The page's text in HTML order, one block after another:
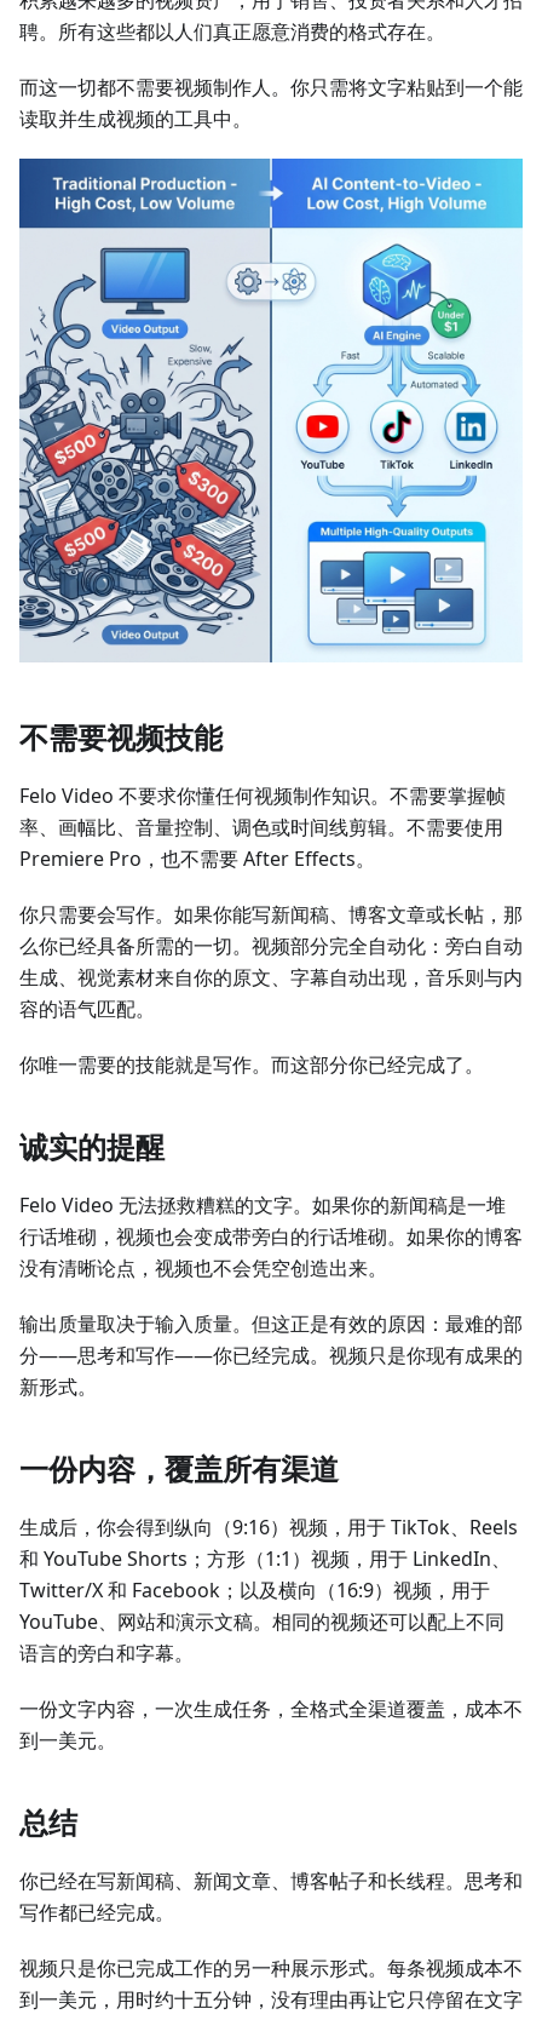
聘。所有这些都以人们真正愿意消费的格式存在。
而这一切都不需要视频制作人。你只需将文字粘贴到一个能
读取并生成视频的工具中。
不需要视频技能
Felo Video 不要求你懂任何视频制作知识。不需要掌握帧
率、画幅比、音量控制、调色或时间线剪辑。不需要使用
Premiere Pro，也不需要 After Effects。
你只需要会写作。如果你能写新闻稿、博客文章或长帖，那
么你已经具备所需的一切。视频部分完全自动化：旁白自动
生成、视觉素材来自你的原文、字幕自动出现，音乐则与内
容的语气匹配。
你唯一需要的技能就是写作。而这部分你已经完成了。
诚实的提醒
Felo Video 无法拯救糟糕的文字。如果你的新闻稿是一堆
行话堆砌，视频也会变成带旁白的行话堆砌。如果你的博客
没有清晰论点，视频也不会凭空创造出来。
输出质量取决于输入质量。但这正是有效的原因：最难的部
分——思考和写作——你已经完成。视频只是你现有成果的
新形式。
一份内容，覆盖所有渠道
生成后，你会得到纵向（9:16）视频，用于 TikTok、Reels
和 YouTube Shorts；方形（1:1）视频，用于 LinkedIn、
Twitter/X 和 Facebook；以及横向（16:9）视频，用于
YouTube、网站和演示文稿。相同的视频还可以配上不同
语言的旁白和字幕。
一份文字内容，一次生成任务，全格式全渠道覆盖，成本不
到一美元。
总结
你已经在写新闻稿、新闻文章、博客帖子和长线程。思考和
写作都已经完成。
视频只是你已完成工作的另一种展示形式。每条视频成本不
到一美元，用时约十五分钟，没有理由再让它只停留在文字